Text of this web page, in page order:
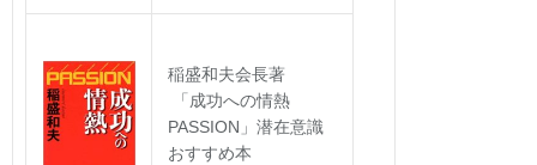
稲盛和夫会長著
「成功への情熱
PASSION」潜在意識
おすすめ本